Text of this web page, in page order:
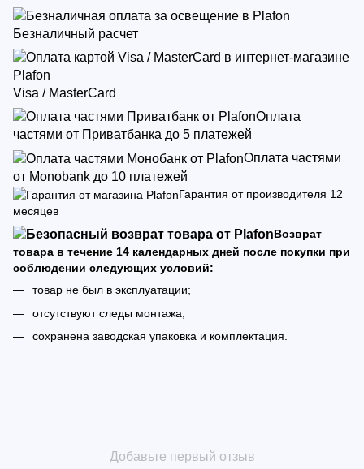
Безналичный расчет
Visa / MasterCard
Оплата
частями от Приватбанка до 5 платежей
Оплата частями
от Monobank до 10 платежей
Гарантия от производителя 12
месяцев
Возврат
товара в течение 14 календарных дней после покупки при
соблюдении следующих условий:
товар не был в эксплуатации;
отсутствуют следы монтажа;
сохранена заводская упаковка и комплектация.
Добавьте первый отзыв